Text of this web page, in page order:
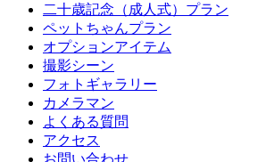
二十歳記念（成人式）プラン
ペットちゃんプラン
オプションアイテム
撮影シーン
フォトギャラリー
カメラマン
よくある質問
アクセス
お問い合わせ